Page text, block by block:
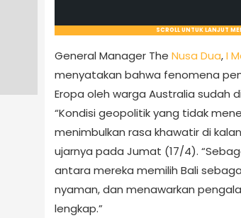
SCROLL UNTUK LANJUT
General Manager The Nusa Dua,I
menyatakan bahwa fenomena
Eropa oleh warga Australia sudah
“Kondisi geopolitik yang tidak
menimbulkan rasa khawatir di
ujarnya pada Jumat (17/4).
antara mereka memilih Bali
nyaman, dan menawarkan
lengkap.”